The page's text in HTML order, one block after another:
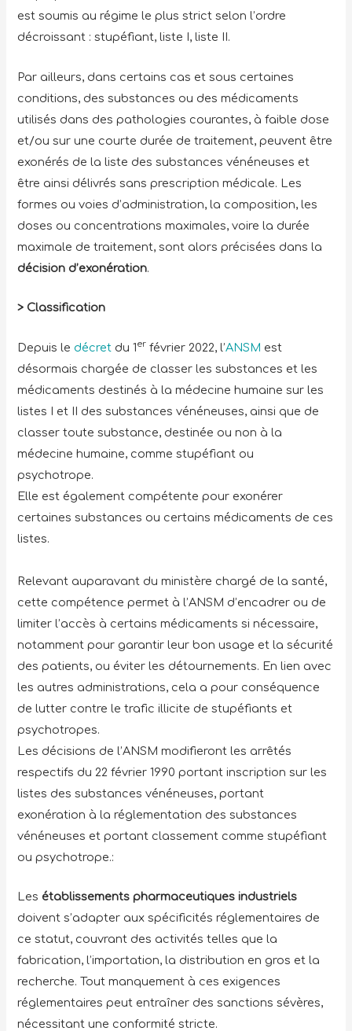
est soumis au régime le plus strict selon l’ordre
décroissant : stupéfiant, liste I, liste II.
Par ailleurs, dans certains cas et sous certaines
conditions, des substances ou des médicaments
utilisés dans des pathologies courantes, à faible dose
et/ou sur une courte durée de traitement, peuvent être
exonérés de la liste des substances vénéneuses et
être ainsi délivrés sans prescription médicale. Les
formes ou voies d’administration, la composition, les
doses ou concentrations maximales, voire la durée
maximale de traitement, sont alors précisées dans la
décision d’exonération.
> Classification
Depuis le décret du 1er février 2022, l’ANSM est
désormais chargée de classer les substances et les
médicaments destinés à la médecine humaine sur les
listes I et II des substances vénéneuses, ainsi que de
classer toute substance, destinée ou non à la
médecine humaine, comme stupéfiant ou
psychotrope.
Elle est également compétente pour exonérer
certaines substances ou certains médicaments de ces
listes.
Relevant auparavant du ministère chargé de la santé,
cette compétence permet à l’ANSM d’encadrer ou de
limiter l’accès à certains médicaments si nécessaire,
notamment pour garantir leur bon usage et la sécurité
des patients, ou éviter les détournements. En lien avec
les autres administrations, cela a pour conséquence
de lutter contre le trafic illicite de stupéfiants et
psychotropes.
Les décisions de l’ANSM modifieront les arrêtés
respectifs du 22 février 1990 portant inscription sur les
listes des substances vénéneuses, portant
exonération à la réglementation des substances
vénéneuses et portant classement comme stupéfiant
ou psychotrope.:
Les établissements pharmaceutiques industriels
doivent s’adapter aux spécificités réglementaires de
ce statut, couvrant des activités telles que la
fabrication, l’importation, la distribution en gros et la
recherche. Tout manquement à ces exigences
réglementaires peut entraîner des sanctions sévères,
nécessitant une conformité stricte.